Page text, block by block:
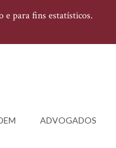
e para fins estatísticos.
ADVOGADOS